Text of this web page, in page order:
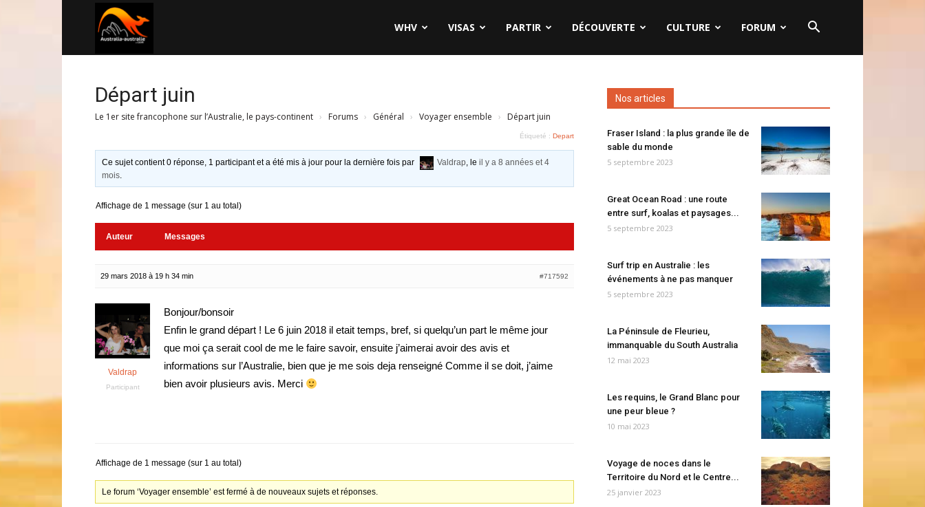
WHV VISAS PARTIR DÉCOUVERTE CULTURE FORUM
Départ juin
Le 1er site francophone sur l’Australie, le pays-continent › Forums › Général › Voyager ensemble › Départ juin
Étiqueté : Depart
Ce sujet contient 0 réponse, 1 participant et a été mis à jour pour la dernière fois par Valdrap, leil y a 8 années et 4
mois.
Affichage de 1 message (sur 1 au total)
Auteur Messages
29 mars 2018 à 19 h 34 min #717592
Valdrap
Participant
Bonjour/bonsoir
Enfin le grand départ ! Le 6 juin 2018 il etait temps, bref, si quelqu’un part le même jour
que moi ça serait cool de me le faire savoir, ensuite j’aimerai avoir des avis et
informations sur l’Australie, bien que je me sois deja renseigné Comme il se doit, j’aime
bien avoir plusieurs avis. Merci
Affichage de 1 message (sur 1 au total)
Le forum ‘Voyager ensemble’ est fermé à de nouveaux sujets et réponses.
Nos articles
Fraser Island : la plus grande île de
sable du monde
5 septembre 2023
Great Ocean Road : une route
entre surf, koalas et paysages...
5 septembre 2023
Surf trip en Australie : les
événements à ne pas manquer
5 septembre 2023
La Péninsule de Fleurieu,
immanquable du South Australia
12 mai 2023
Les requins, le Grand Blanc pour
une peur bleue ?
10 mai 2023
Voyage de noces dans le
Territoire du Nord et le Centre...
25 janvier 2023